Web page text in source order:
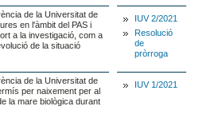
de la Universitat de
en l'àmbit del PAS i
a la investigació, com a
de la situació
IUV 2/2021
Resolució
de
pròrroga
de la Universitat de
per naixement per al
la mare biològica durant
IUV 1/2021